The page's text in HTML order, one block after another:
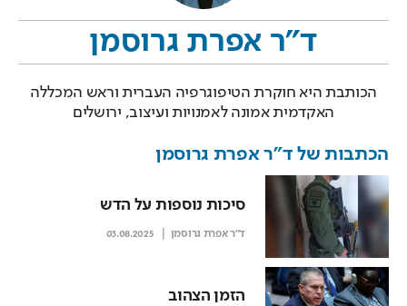
ד"ר אפרת גרוסמן
הכותבת היא חוקרת הטיפוגרפיה העברית וראש המכללה
האקדמית אמונה לאמנויות ועיצוב, ירושלים
הכתבות של ד"ר אפרת גרוסמן
סיכות נוספות על הדש
ד"ר אפרת גרוסמן 03.08.2025
הזמן הצהוב